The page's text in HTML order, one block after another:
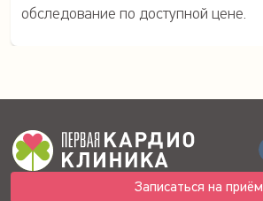
обследование по доступной цене.
Записаться на приём